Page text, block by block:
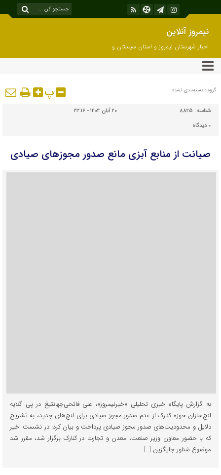
نیمروز آنلاین
اخبار شهرستان نیمروز و استان سیستان و
بلوچستان
گروه : دسته‌بندی نشده پ
شناسه : 8825
۲۰ آبان ۱۴۰۴ - ۲۳:۱۶
۰ دیدگاه
صیانت از منابع آبزی مانع صدور مجوزهای صیادی
به گزارش پایگاه خبری تحلیلی «خبرنیمروز»، علی فاتحی‌جهانتیغ در پی گلایه
لنج‌سازان حوزه کنارک از عدم صدور مجوز صیادی برای لنج‌های جدید، به تشریح
دلایل و محدودیت‌های صدور مجوز صیادی پرداخت و بیان کرد: در نشست اخیر
که با حضور معاون وزیر صنعت، معدن و تجارت در کنارک برگزار شد، مقرر شد
موضوع شناور جایگزین […]